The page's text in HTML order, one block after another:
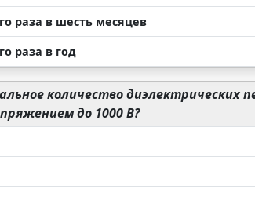
раза в шесть месяцев
раза в год
количество
до 1000 В?